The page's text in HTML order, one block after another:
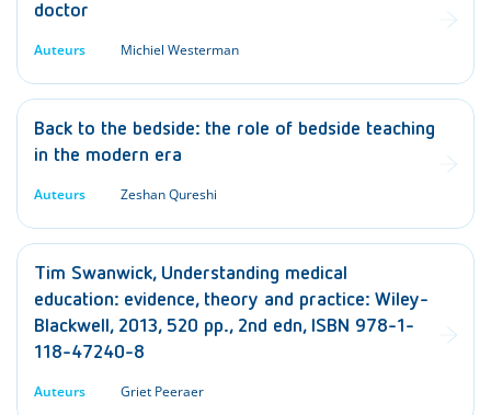
doctor
Auteurs Michiel Westerman
Back to the bedside: the role of bedside teaching
in the modern era
Auteurs Zeshan Qureshi
Tim Swanwick, Understanding medical
education: evidence, theory and practice: Wiley-
Blackwell, 2013, 520 pp., 2nd edn, ISBN 978-1-
118-47240-8
Auteurs Griet Peeraer